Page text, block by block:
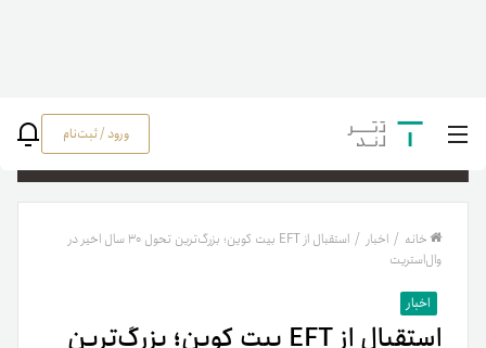
ورود / ثبت‌نام
خانه / اخبار /
استقبال از EFT بیت کوین؛ بزرگ‌ترین تحول ۳۰ سال اخیر در
وال‌استریت
اخبار
استقبال از EFT بیت کوین؛ بزرگ‌ترین